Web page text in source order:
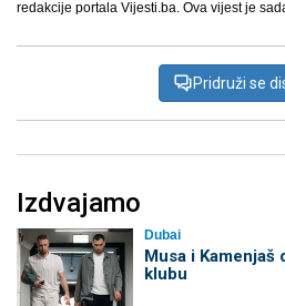
redakcije portala Vijesti.ba. Ova vijest je
Pridruži se
Izdvajamo
Dubai
Musa i Kamenjaš
klubu